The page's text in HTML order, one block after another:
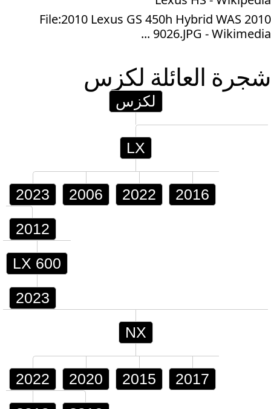
File:2010 Lexus GS 450h Hybrid WAS 2010
9026.JPG - Wikimedia ...
شجرة العائلة لكزس
لكزس
LX
2023 2006 2022 2016
2012
LX 600
2023
NX
2022 2020 2015 2017